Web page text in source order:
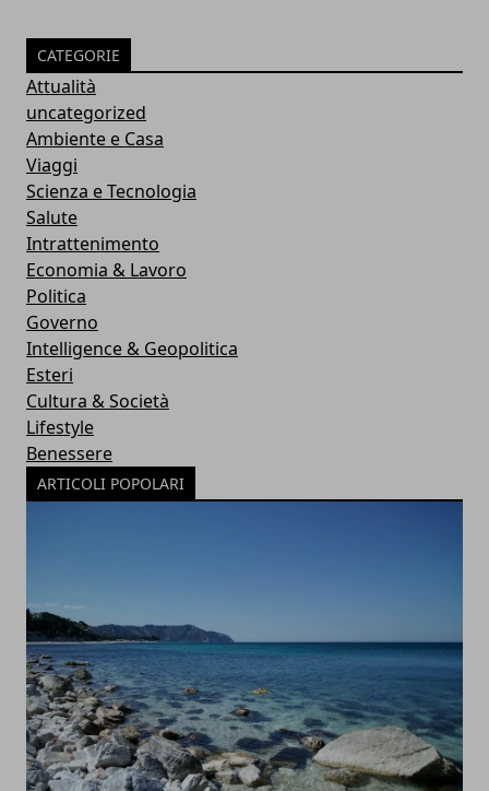
CATEGORIE
Attualità
uncategorized
Ambiente e Casa
Viaggi
Scienza e Tecnologia
Salute
Intrattenimento
Economia & Lavoro
Politica
Governo
Intelligence & Geopolitica
Esteri
Cultura & Società
Lifestyle
Benessere
ARTICOLI POPOLARI